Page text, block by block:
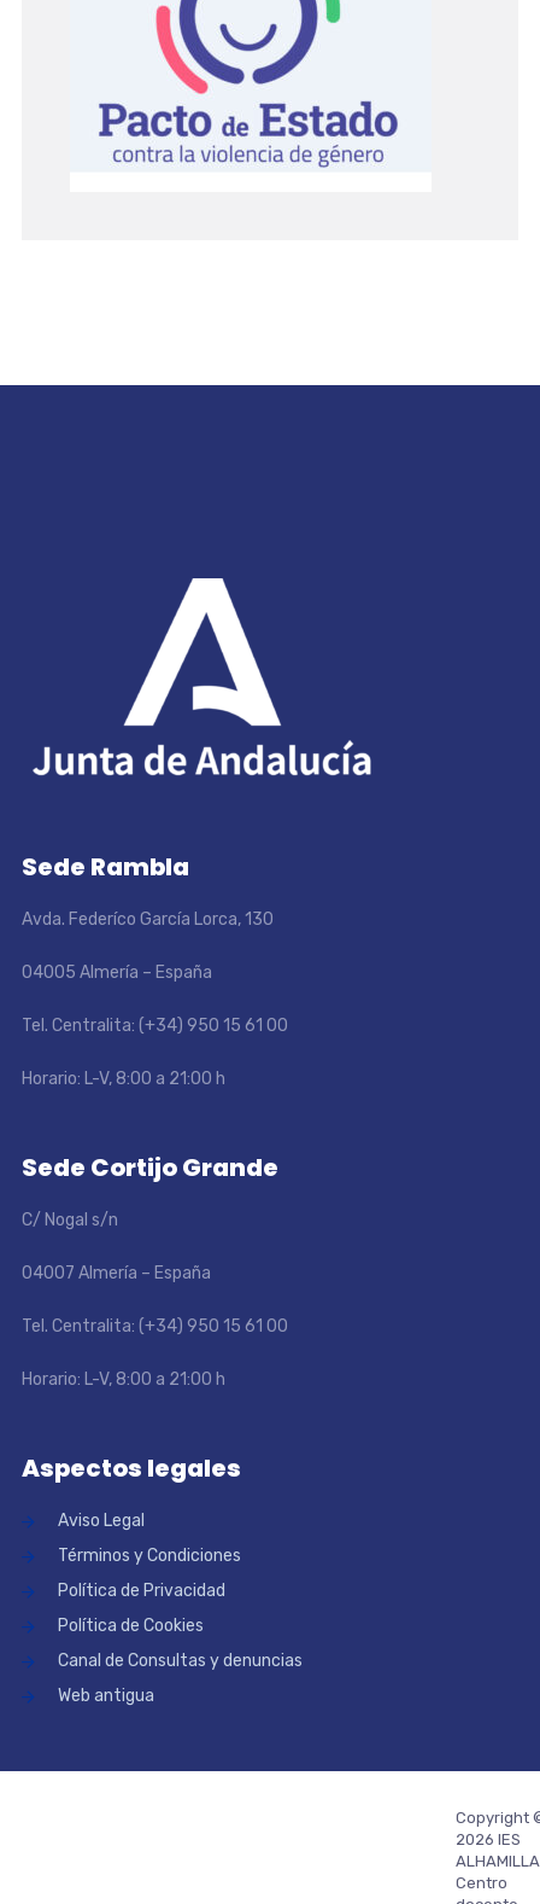
Sede Rambla
Avda. Federíco García Lorca, 130
04005 Almería – España
Tel. Centralita: (+34) 950 15 61 00
Horario: L-V, 8:00 a 21:00 h
Sede Cortijo Grande
C/ Nogal s/n
04007 Almería – España
Tel. Centralita: (+34) 950 15 61 00
Horario: L-V, 8:00 a 21:00 h
Aspectos legales
Aviso Legal
Términos y Condiciones
Política de Privacidad
Política de Cookies
Canal de Consultas y denuncias
Web antigua
Copyright
2026 IES
Centro